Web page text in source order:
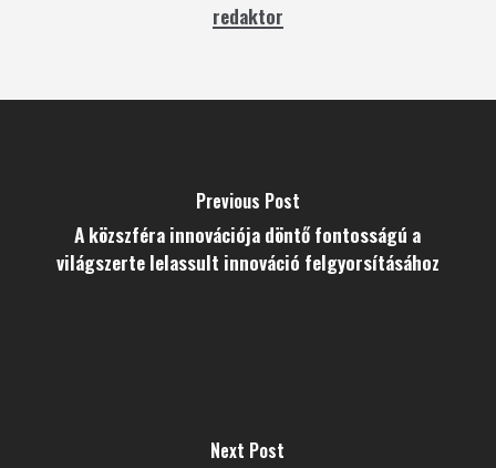
redaktor
Previous Post
A közszféra innovációja döntő fontosságú a
világszerte lelassult innováció felgyorsításához
Next Post